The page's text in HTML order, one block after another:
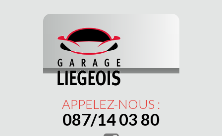
APPELEZ-NOUS :
087/14 03 80